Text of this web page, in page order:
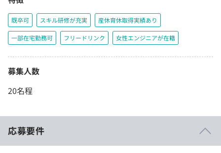
既卒可 スキル研修が充実 産休育休取得実績あり
一部在宅勤務可 フリードリンク 女性エンジニアが在籍
募集人数
20名程
応募要件